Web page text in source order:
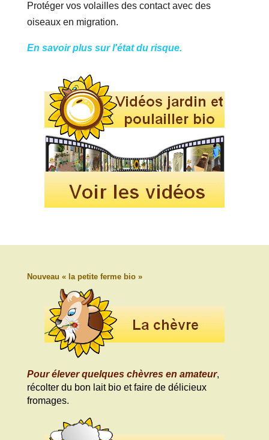
Protéger vos volailles des contact avec des
oiseaux en migration.
En savoir plus sur l'état du risque.
Nouveau « la petite ferme bio »
Pour élever quelques chèvres en amateur,
récolter du bon lait bio et faire de délicieux
fromages.